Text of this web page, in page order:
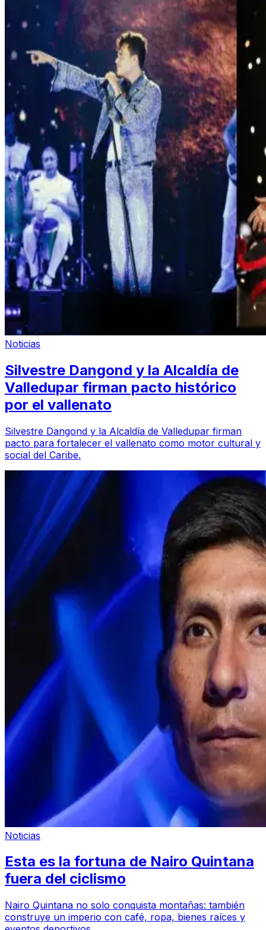
Noticias
Silvestre Dangond y la Alcaldía de
Valledupar firman pacto histórico
por el vallenato
Silvestre Dangond y la Alcaldía de Valledupar firman
pacto para fortalecer el vallenato como motor cultural y
social del Caribe.
Noticias
Esta es la fortuna de Nairo Quintana
fuera del ciclismo
Nairo Quintana no solo conquista montañas: también
construye un imperio con café, ropa, bienes raíces y